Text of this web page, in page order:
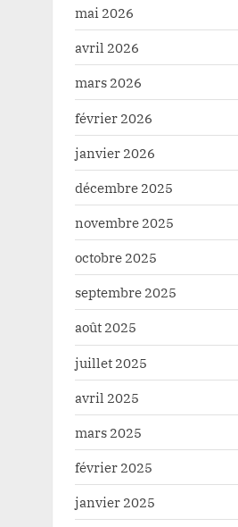
mai 2026
avril 2026
mars 2026
février 2026
janvier 2026
décembre 2025
novembre 2025
octobre 2025
septembre 2025
août 2025
juillet 2025
avril 2025
mars 2025
février 2025
janvier 2025